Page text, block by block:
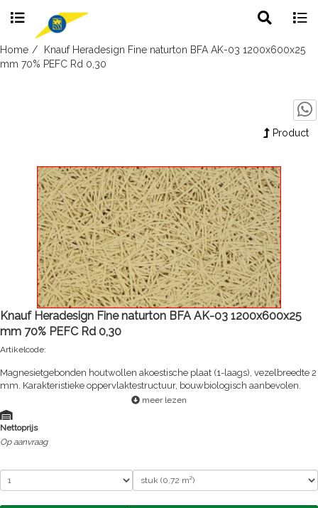
Skip
to
search
Home
Knauf Heradesign Fine naturton BFA AK-03 1200x600x25
mm 70% PEFC Rd 0,30
Product
Knauf Heradesign Fine naturton BFA AK-03 1200x600x25
mm 70% PEFC Rd 0,30
Artikelcode:
Magnesietgebonden houtwollen akoestische plaat (1-laags), vezelbreedte 2
mm. Karakteristieke oppervlaktestructuur, bouwbiologisch aanbevolen.
meer lezen
Nettoprijs
Op aanvraag